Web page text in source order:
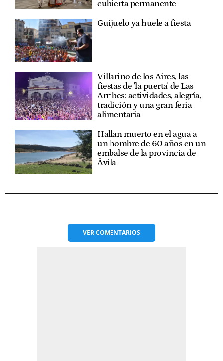
cubierta permanente
Guijuelo ya huele a fiesta
Villarino de los Aires, las
fiestas de 'la puerta' de Las
Arribes: actividades, alegría,
tradición y una gran feria
alimentaria
Hallan muerto en el agua a
un hombre de 60 años en un
embalse de la provincia de
Ávila
VERCOMENTARIOS